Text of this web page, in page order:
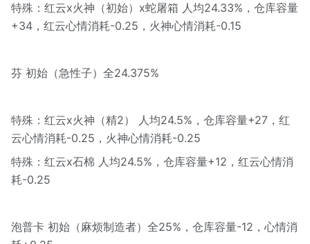
特殊：红云x火神（初始）x蛇屠箱 人均24.33%，仓库容量
+34，红云心情消耗-0.25，火神心情消耗-0.15
芬 初始（急性子）全24.375%
特殊：红云x火神（精2） 人均24.5%，仓库容量+27，红
云心情消耗-0.25，火神心情消耗-0.25
特殊：红云x石棉 人均24.5%，仓库容量+12，红云心情消
耗-0.25
泡普卡 初始（麻烦制造者）全25%，仓库容量-12，心情消